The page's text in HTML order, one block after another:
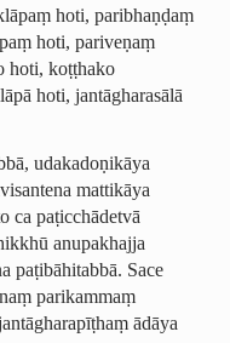
hoti, paribhaṇḍaṃ
hoti, pariveṇaṃ
hoti, koṭṭhako
hoti, jantāgharasālā
udakadoṇikāya
mattikāya
ca paṭicchādetvā
anupakhajja
paṭibāhitabbā. Sace
parikammaṃ
ādāya